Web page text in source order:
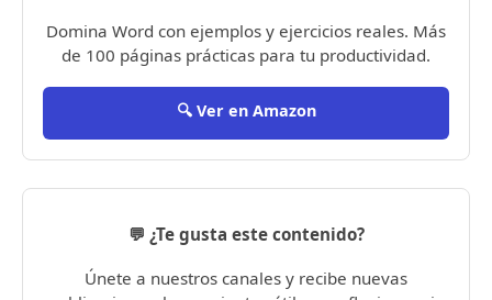
Domina Word con ejemplos y ejercicios reales. Más
de 100 páginas prácticas para tu productividad.
🔍 Ver en Amazon
💬 ¿Te gusta este contenido?
Únete a nuestros canales y recibe nuevas